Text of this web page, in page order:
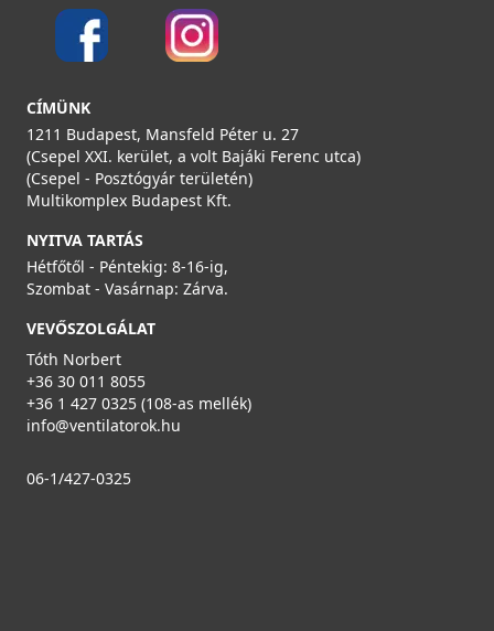
CÍMÜNK
1211 Budapest, Mansfeld Péter u. 27
(Csepel XXI. kerület, a volt Bajáki Ferenc utca)
(Csepel - Posztógyár területén)
Multikomplex Budapest Kft.
NYITVA TARTÁS
Hétfőtől - Péntekig: 8-16-ig,
Szombat - Vasárnap: Zárva.
VEVŐSZOLGÁLAT
Tóth Norbert
+36 30 011 8055
+36 1 427 0325 (108-as mellék)
info@ventilatorok.hu
06-1/427-0325